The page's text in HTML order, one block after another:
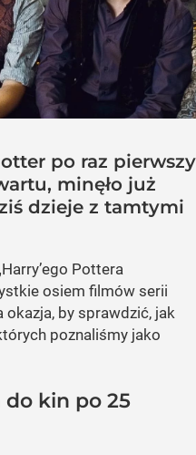
po raz pierwszy
minęło już
dzieje z tamtymi
Pottera
osiem filmów serii
by sprawdzić, jak
poznaliśmy jako
do kin po 25